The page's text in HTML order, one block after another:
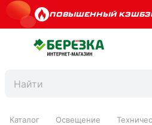
ПОВЫШЕННЫЙ
Каталог Освещение